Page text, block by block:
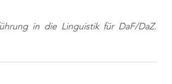
in die Linguistik für DaF/DaZ.